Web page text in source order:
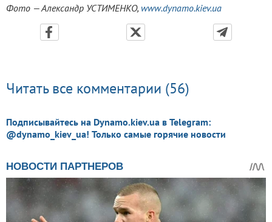
Фото — Александр УСТИМЕНКО, www.dynamo.kiev.ua
Читать все комментарии (56)
Подписывайтесь на Dynamo.kiev.ua в Telegram:
@dynamo_kiev_ua! Только самые горячие новости